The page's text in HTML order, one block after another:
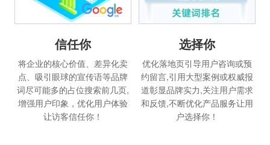
信任你
将企业的核心价值、差异化卖
点、吸引眼球的宣传语等品牌
词尽可能多的占位搜索前几页,
增强用户印象，优化用户体验
让访客信任你！
选择你
优化落地页引导用户咨询或预
约留言,引用大型案例或权威报
道彰显品牌实力,关注用户需求
和反馈,不断优化产品服务让用
户选择你！